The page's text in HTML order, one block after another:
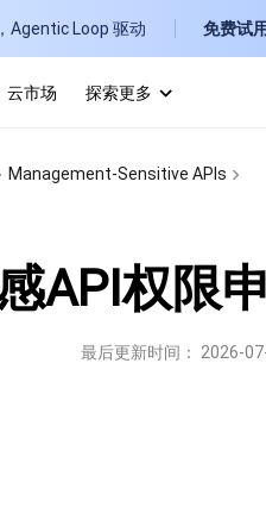
Agentic Loop 驱动 免费试
云市场 探索更多
Management-Sensitive APIs
API权限
最后更新时间： 2026-